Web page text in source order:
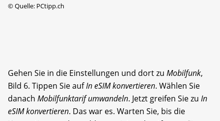
©Quelle: PCtipp.ch
Gehen Sie in die Einstellungen und dort zu Mobilfunk,
Bild 6. Tippen Sie aufIn eSIM konvertieren. Wählen Sie
danach Mobilfunktarif umwandeln. Jetzt greifen Sie zu In
eSIM konvertieren. Das war es. Warten Sie, bis die